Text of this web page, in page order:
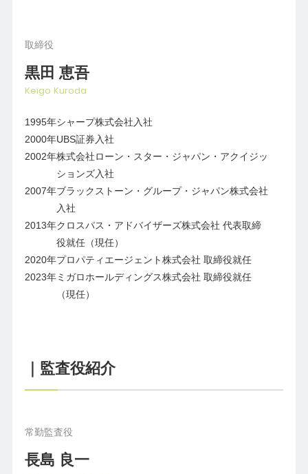
取締役
黒田 恵吾
Keigo Kuroda
1995年シャープ株式会社入社
2000年UBS証券入社
2002年株式会社ローン・スター・ジャパン・アクイジッ
ションズ入社
2007年ブラックストーン・グループ・ジャパン株式会社
入社
2013年クロスパス・アドバイザーズ株式会社 代表取締
役就任（現任）
2020年プロパティエージェント株式会社 取締役就任
2023年ミガロホールディングス株式会社 取締役就任
（現任）
｜監査役紹介
常勤監査役
長島 良一